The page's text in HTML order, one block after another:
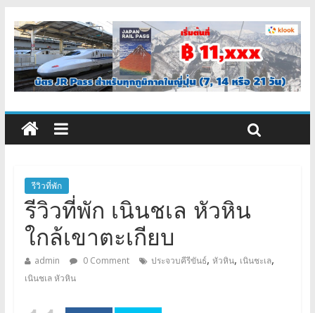
รีวิวที่พัก
รีวิวที่พัก เนินชเล หัวหิน
ใกล้เขาตะเกียบ
admin 0 Comment ประจวบคีรีขันธ์, หัวหิน, เนินชะเล,
เนินชเล หัวหิน